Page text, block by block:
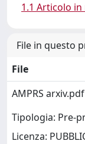
1.1 Articolo in
File in questo
File
AMPRS arxiv.pdf
Tipologia: Pre-
Licenza: